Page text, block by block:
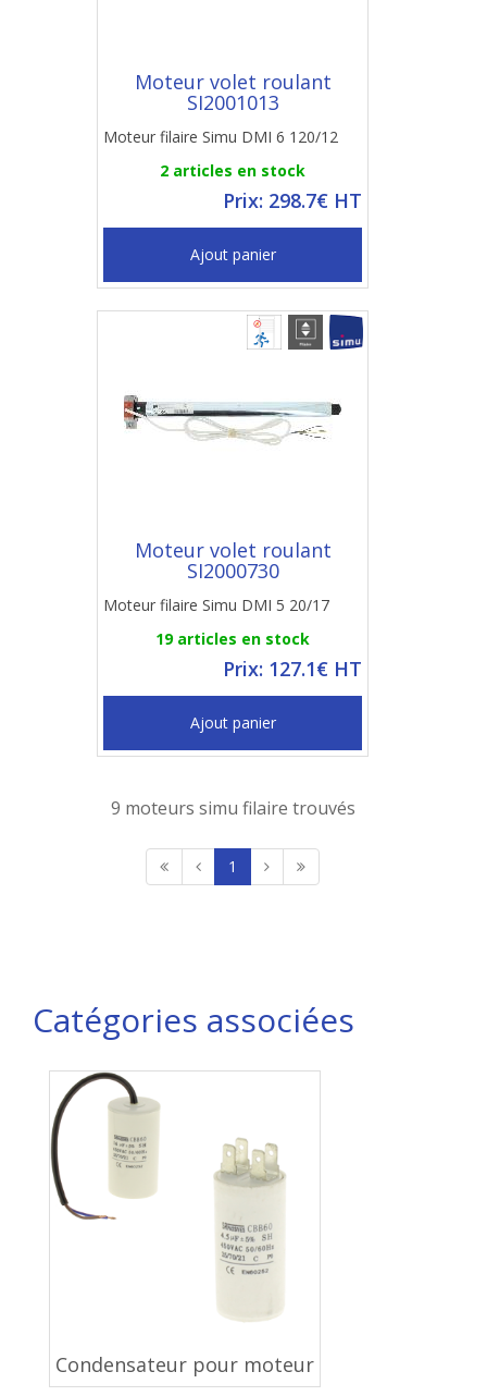
Moteur volet roulant
SI2001013
Moteur filaire Simu DMI 6 120/12
2 articles en stock
Prix: 298.7€ HT
Ajout panier
Moteur volet roulant
SI2000730
Moteur filaire Simu DMI 5 20/17
19 articles en stock
Prix: 127.1€ HT
Ajout panier
9 moteurs simu filaire trouvés
1
Catégories associées
Condensateur pour moteur